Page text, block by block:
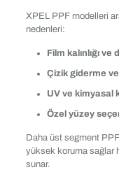
XPEL PPF modelleri
nedenleri:
Film kalınlığı ve
Çizik giderme
UV ve kimyasal
Özel yüzey
Daha üst segment
yüksek koruma sağlar
sunar.